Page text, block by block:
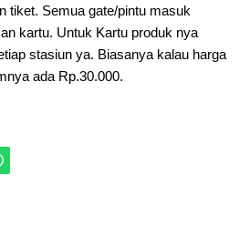
tiket. Semua gate/pintu masuk
kartu. Untuk Kartu produk nya
stasiun ya. Biasanya kalau harga
ada Rp.30.000.